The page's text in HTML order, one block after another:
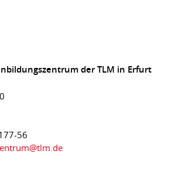
der TLM in Erfurt
56